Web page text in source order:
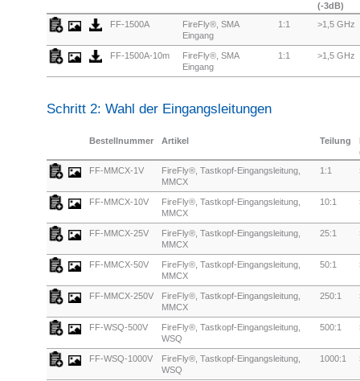
(-3dB)
FF-1500A
FireFly®, SMA
Eingang
1:1 >1,5 GHz
FF-1500A-10m
FireFly®, SMA
Eingang
1:1 >1,5 GHz
Schritt 2: Wahl der Eingangsleitungen
Bestellnummer Artikel Teilung
FF-MMCX-1V
FireFly®, Tastkopf-Eingangsleitung,
MMCX
1:1
FF-MMCX-10V
FireFly®, Tastkopf-Eingangsleitung,
MMCX
10:1
FF-MMCX-25V
FireFly®, Tastkopf-Eingangsleitung,
MMCX
25:1
FF-MMCX-50V
FireFly®, Tastkopf-Eingangsleitung,
MMCX
50:1
FF-MMCX-250V
FireFly®, Tastkopf-Eingangsleitung,
MMCX
250:1
FF-WSQ-500V
FireFly®, Tastkopf-Eingangsleitung,
WSQ
500:1
FF-WSQ-1000V
FireFly®, Tastkopf-Eingangsleitung,
WSQ
1000:1